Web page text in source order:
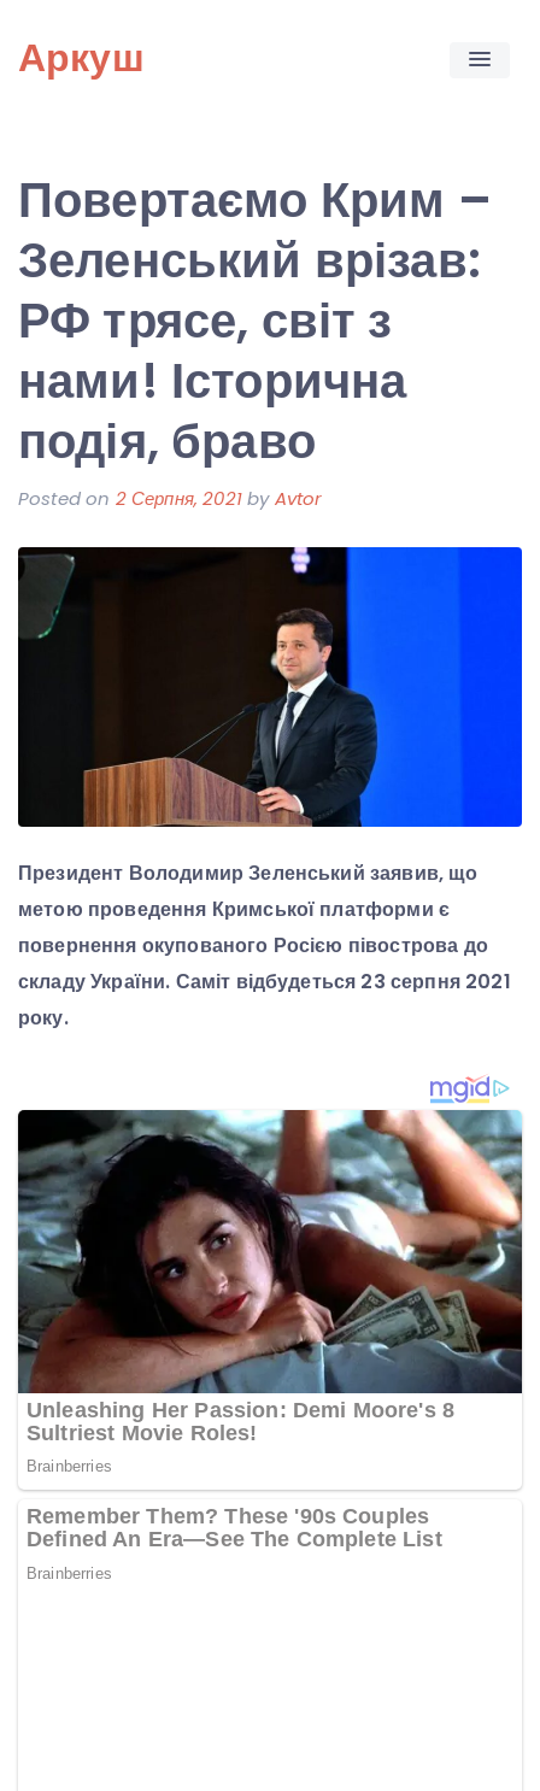
content
Аркуш
Повертаємо Крим –
Зеленський врізав:
РФ трясе, світ з
нами! Історична
подія, браво
Posted on 2 Серпня, 2021byAvtor
Президент Володимир Зеленський заявив, що
метою проведення Кримської платформи є
повернення окупованого Росією півострова до
складу України. Саміт відбудеться 23 серпня 2021
року.